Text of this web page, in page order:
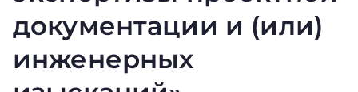
документации и (или)
инженерных